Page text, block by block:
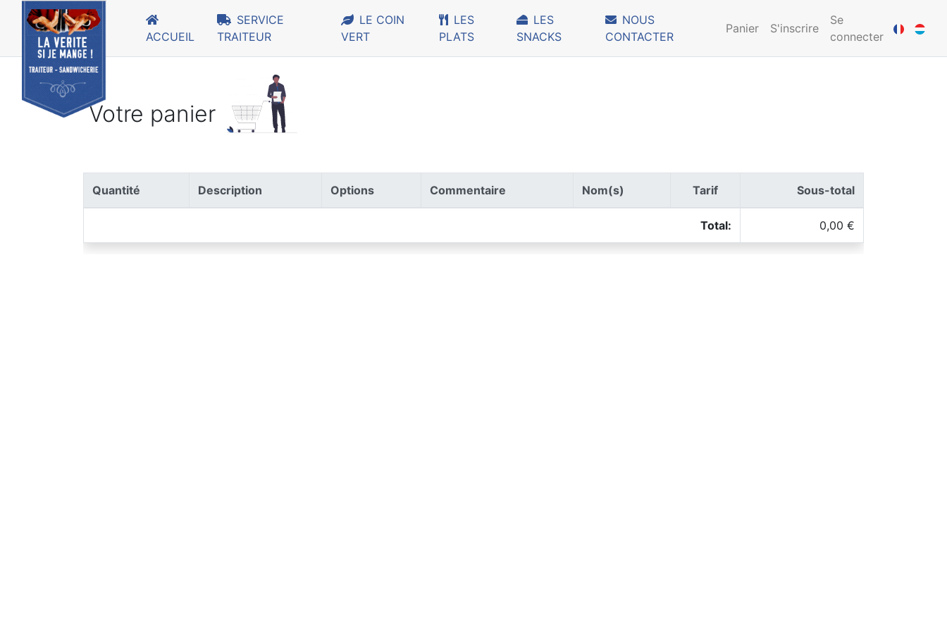
ACCUEIL
SERVICE
TRAITEUR
LE COIN
VERT
LES
PLATS
LES
SNACKS
NOUS
CONTACTER
Panier S'inscrire
Se
connecter
Votre panier
Quantité Description Options Commentaire Nom(s) Tarif Sous-total
Total: 0,00 €